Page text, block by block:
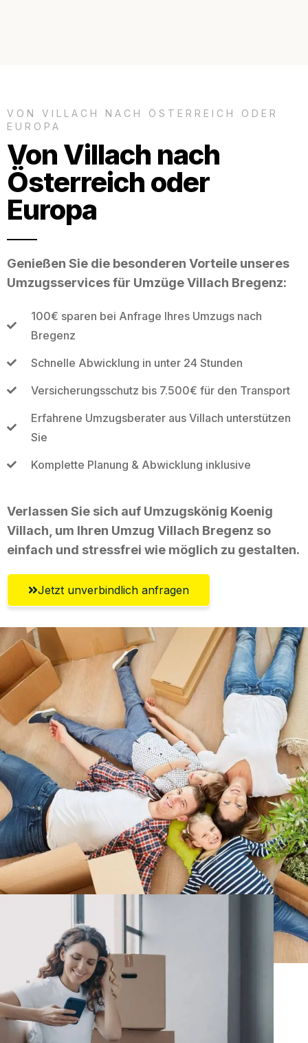
VON VILLACH NACH ÖSTERREICH ODER
EUROPA
Von Villach nach
Österreich oder
Europa
Genießen Sie die besonderen Vorteile unseres
Umzugsservices für Umzüge Villach Bregenz:
100€ sparen bei Anfrage Ihres Umzugs nach
Bregenz
Schnelle Abwicklung in unter 24 Stunden
Versicherungsschutz bis 7.500€ für den Transport
Erfahrene Umzugsberater aus Villach unterstützen
Sie
Komplette Planung & Abwicklung inklusive
Verlassen Sie sich auf Umzugskönig Koenig
Villach, um Ihren Umzug Villach Bregenz so
einfach und stressfrei wie möglich zu gestalten.
Jetzt unverbindlich anfragen